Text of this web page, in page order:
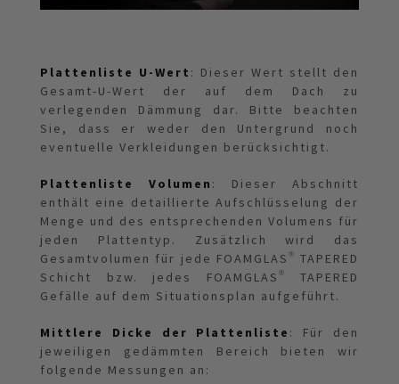
Plattenliste U-Wert : Dieser Wert stellt den
Gesamt-U-Wert der auf dem Dach zu
verlegenden Dämmung dar. Bitte beachten
Sie, dass er weder den Untergrund noch
eventuelle Verkleidungen berücksichtigt.
Plattenliste Volumen : Dieser Abschnitt
enthält eine detaillierte Aufschlüsselung der
Menge und des entsprechenden Volumens für
jeden Plattentyp. Zusätzlich wird das
Gesamtvolumen für jede FOAMGLAS® TAPERED
Schicht bzw. jedes FOAMGLAS® TAPERED
Gefälle auf dem Situationsplan aufgeführt.
Mittlere Dicke der Plattenliste : Für den
jeweiligen gedämmten Bereich bieten wir
folgende Messungen an: